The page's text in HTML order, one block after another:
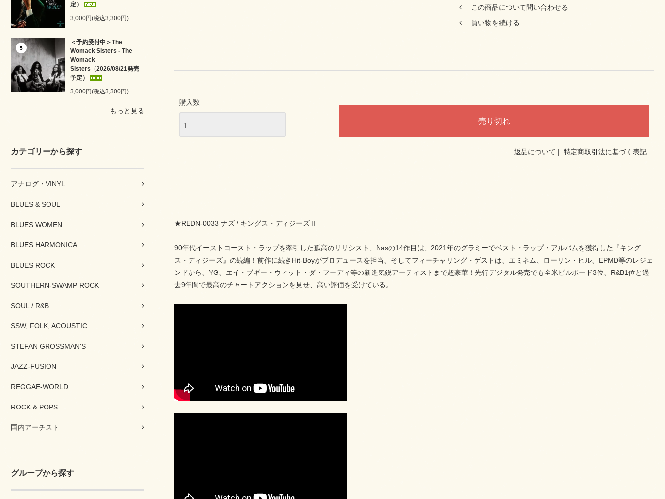
定）
3,000円(税込3,300円)
5
＜予約受付中＞The
Womack Sisters - The
Womack
Sisters（2026/08/21発売
予定）
3,000円(税込3,300円)
もっと見る
カテゴリーから探す
アナログ・VINYL
BLUES & SOUL
BLUES WOMEN
BLUES HARMONICA
BLUES ROCK
SOUTHERN-SWAMP ROCK
SOUL / R&B
SSW, FOLK, ACOUSTIC
STEFAN GROSSMAN'S
JAZZ-FUSION
REGGAE-WORLD
ROCK & POPS
国内アーチスト
グループから探す
この商品について問い合わせる
買い物を続ける
購入数
返品について | 特定商取引法に基づく表記
★REDN-0033 ナズ / キングス・ディジーズⅡ
90年代イーストコースト・ラップを牽引した孤高のリリシスト、Nasの14作目は、2021年のグラミーでベスト・ラップ・アルバムを獲得した『キング
ス・ディジーズ』の続編！前作に続きHit-Boyがプロデュースを担当、そしてフィーチャリング・ゲストは、エミネム、ローリン・ヒル、EPMD等のレジェ
ンドから、YG、エイ・ブギー・ウィット・ダ・フーディ等の新進気鋭アーティストまで超豪華！先行デジタル発売でも全米ビルボード3位、R&B1位と過
去9年間で最高のチャートアクションを見せ、高い評価を受けている。